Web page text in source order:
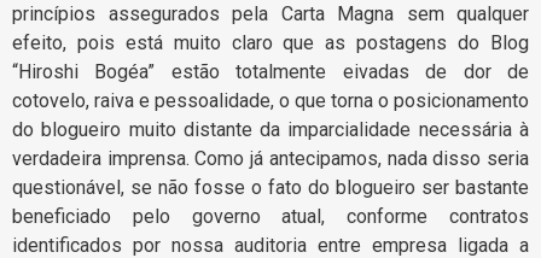
princípios assegurados pela Carta Magna sem qualquer
efeito, pois está muito claro que as postagens do Blog
“Hiroshi Bogéa” estão totalmente eivadas de dor de
cotovelo, raiva e pessoalidade, o que torna o posicionamento
do blogueiro muito distante da imparcialidade necessária à
verdadeira imprensa. Como já antecipamos, nada disso seria
questionável, se não fosse o fato do blogueiro ser bastante
beneficiado pelo governo atual, conforme contratos
identificados por nossa auditoria entre empresa ligada a